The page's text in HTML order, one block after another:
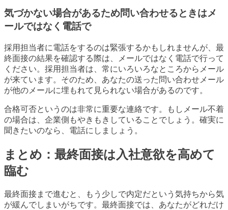
気づかない場合があるため問い合わせるときはメ
ールではなく電話で
採用担当者に電話をするのは緊張するかもしれませんが、最
終面接の結果を確認する際は、メールではなく電話で行って
ください。採用担当者は、常にいろいろなところからメール
が来ています。そのため、あなたの送った問い合わせメール
が他のメールに埋もれて見られない場合があるのです。
合格可否というのは非常に重要な連絡です。もしメール不着
の場合は、企業側もやきもきしていることでしょう。確実に
聞きたいのなら、電話にしましょう。
まとめ：最終面接は入社意欲を高めて
臨む
最終面接まで進むと、もう少しで内定だという気持ちから気
が緩んでしまいがちです。最終面接では、あなたがどれだけ